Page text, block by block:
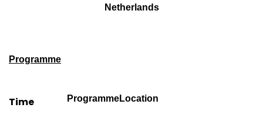
Netherlands
Programme
Time ProgrammeLocation